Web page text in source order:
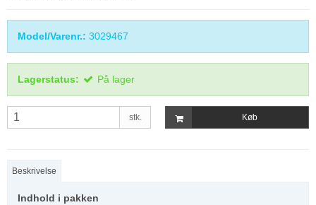
Model/Varenr.: 3029467
Lagerstatus: På lager
stk. Køb
Beskrivelse
Indhold i pakken